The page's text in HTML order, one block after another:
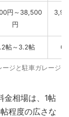
円～38,500
円
帖～3.2帖
ジと駐車ガレージ
金相場は、1帖
程度の広さな